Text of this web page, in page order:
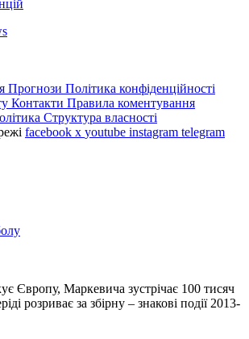
Прогнози Політика конфіденційності
Контакти Правила коментування
Структура власності
facebook x youtube instagram telegram
Європу, Маркевича зустрічає 100 тисяч
розриває за збірну – знакові події 2013-